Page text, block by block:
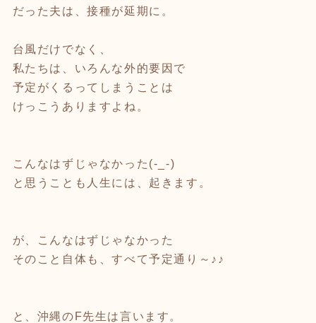
だった夫は、接種が延期に。
台風だけでなく、
私たちは、いろんな外的要因で
予定がくるってしまうことは
けっこうありますよね。
こんなはずじゃなかった(-_-)
と思うことも人生には、起きます。
が、こんなはずじゃなかった
そのこと自体も、すべて予定通り～♪♪
と、沖縄のF先生は言います。